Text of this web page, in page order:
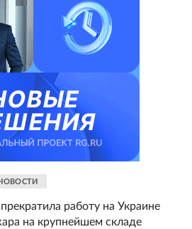
работу на Украине
на крупнейшем складе